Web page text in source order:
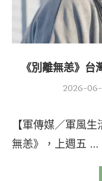
《別離無恙》台
2026-
【軍傳媒／軍風
無恙》，上週五 …